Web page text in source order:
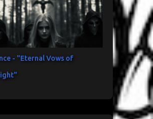
- "Eternal Vows of